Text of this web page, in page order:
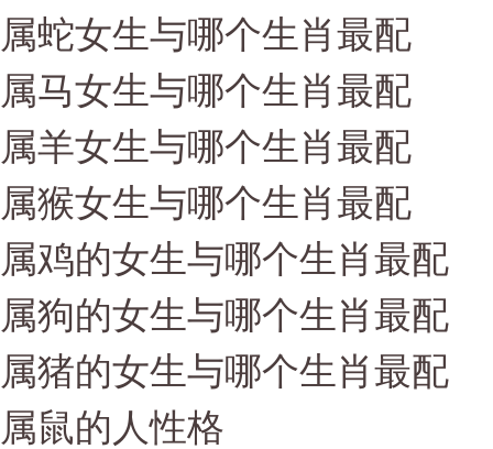
属蛇女生与哪个生肖最配
属马女生与哪个生肖最配
属羊女生与哪个生肖最配
属猴女生与哪个生肖最配
属鸡的女生与哪个生肖最配
属狗的女生与哪个生肖最配
属猪的女生与哪个生肖最配
属鼠的人性格